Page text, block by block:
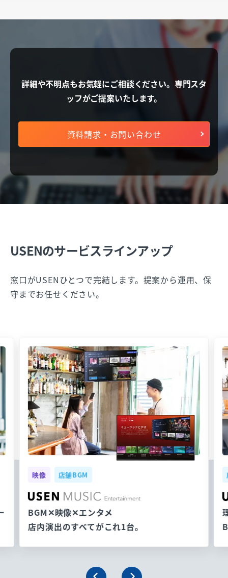
詳細や不明点もお気軽にご相談ください。 専門スタ
ッフがご提案いたします。
資料請求・お問い合わせ
USENのサービスラインアップ
窓口がUSENひとつで完結します。提案から運用、保
守までお任せください。
映像 店舗BGM
BGM✕映像✕エンタメ
店内演出のすべてがこれ1台。